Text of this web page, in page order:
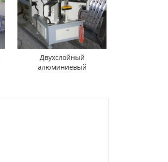
Двухслойный
алюминиевый